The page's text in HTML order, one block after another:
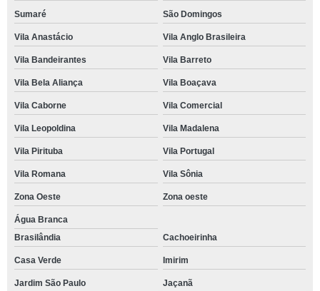
Sumaré São Domingos
Vila Anastácio Vila Anglo Brasileira
Vila Bandeirantes Vila Barreto
Vila Bela Aliança Vila Boaçava
Vila Caborne Vila Comercial
Vila Leopoldina Vila Madalena
Vila Pirituba Vila Portugal
Vila Romana Vila Sônia
Zona Oeste Zona oeste
Água Branca
Brasilândia
Cachoeirinha
Casa Verde Imirim
Jardim São Paulo Jaçanã